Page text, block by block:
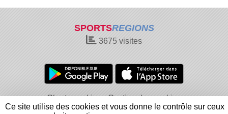
SPORTSREGIONS
3675 visites
Charte cookies
Gestion des cookies
Informations légales
Signaler un contenu inapproprié
Ce site utilise des cookies et vous donne le contrôle sur ceux